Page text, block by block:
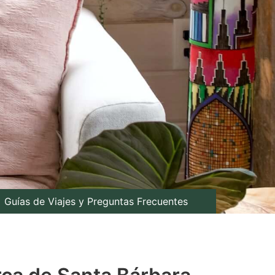
Guías de Viajes y Preguntas Frecuentes